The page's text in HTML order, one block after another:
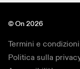
© On 2026
Termini e condizioni
Politica sulla